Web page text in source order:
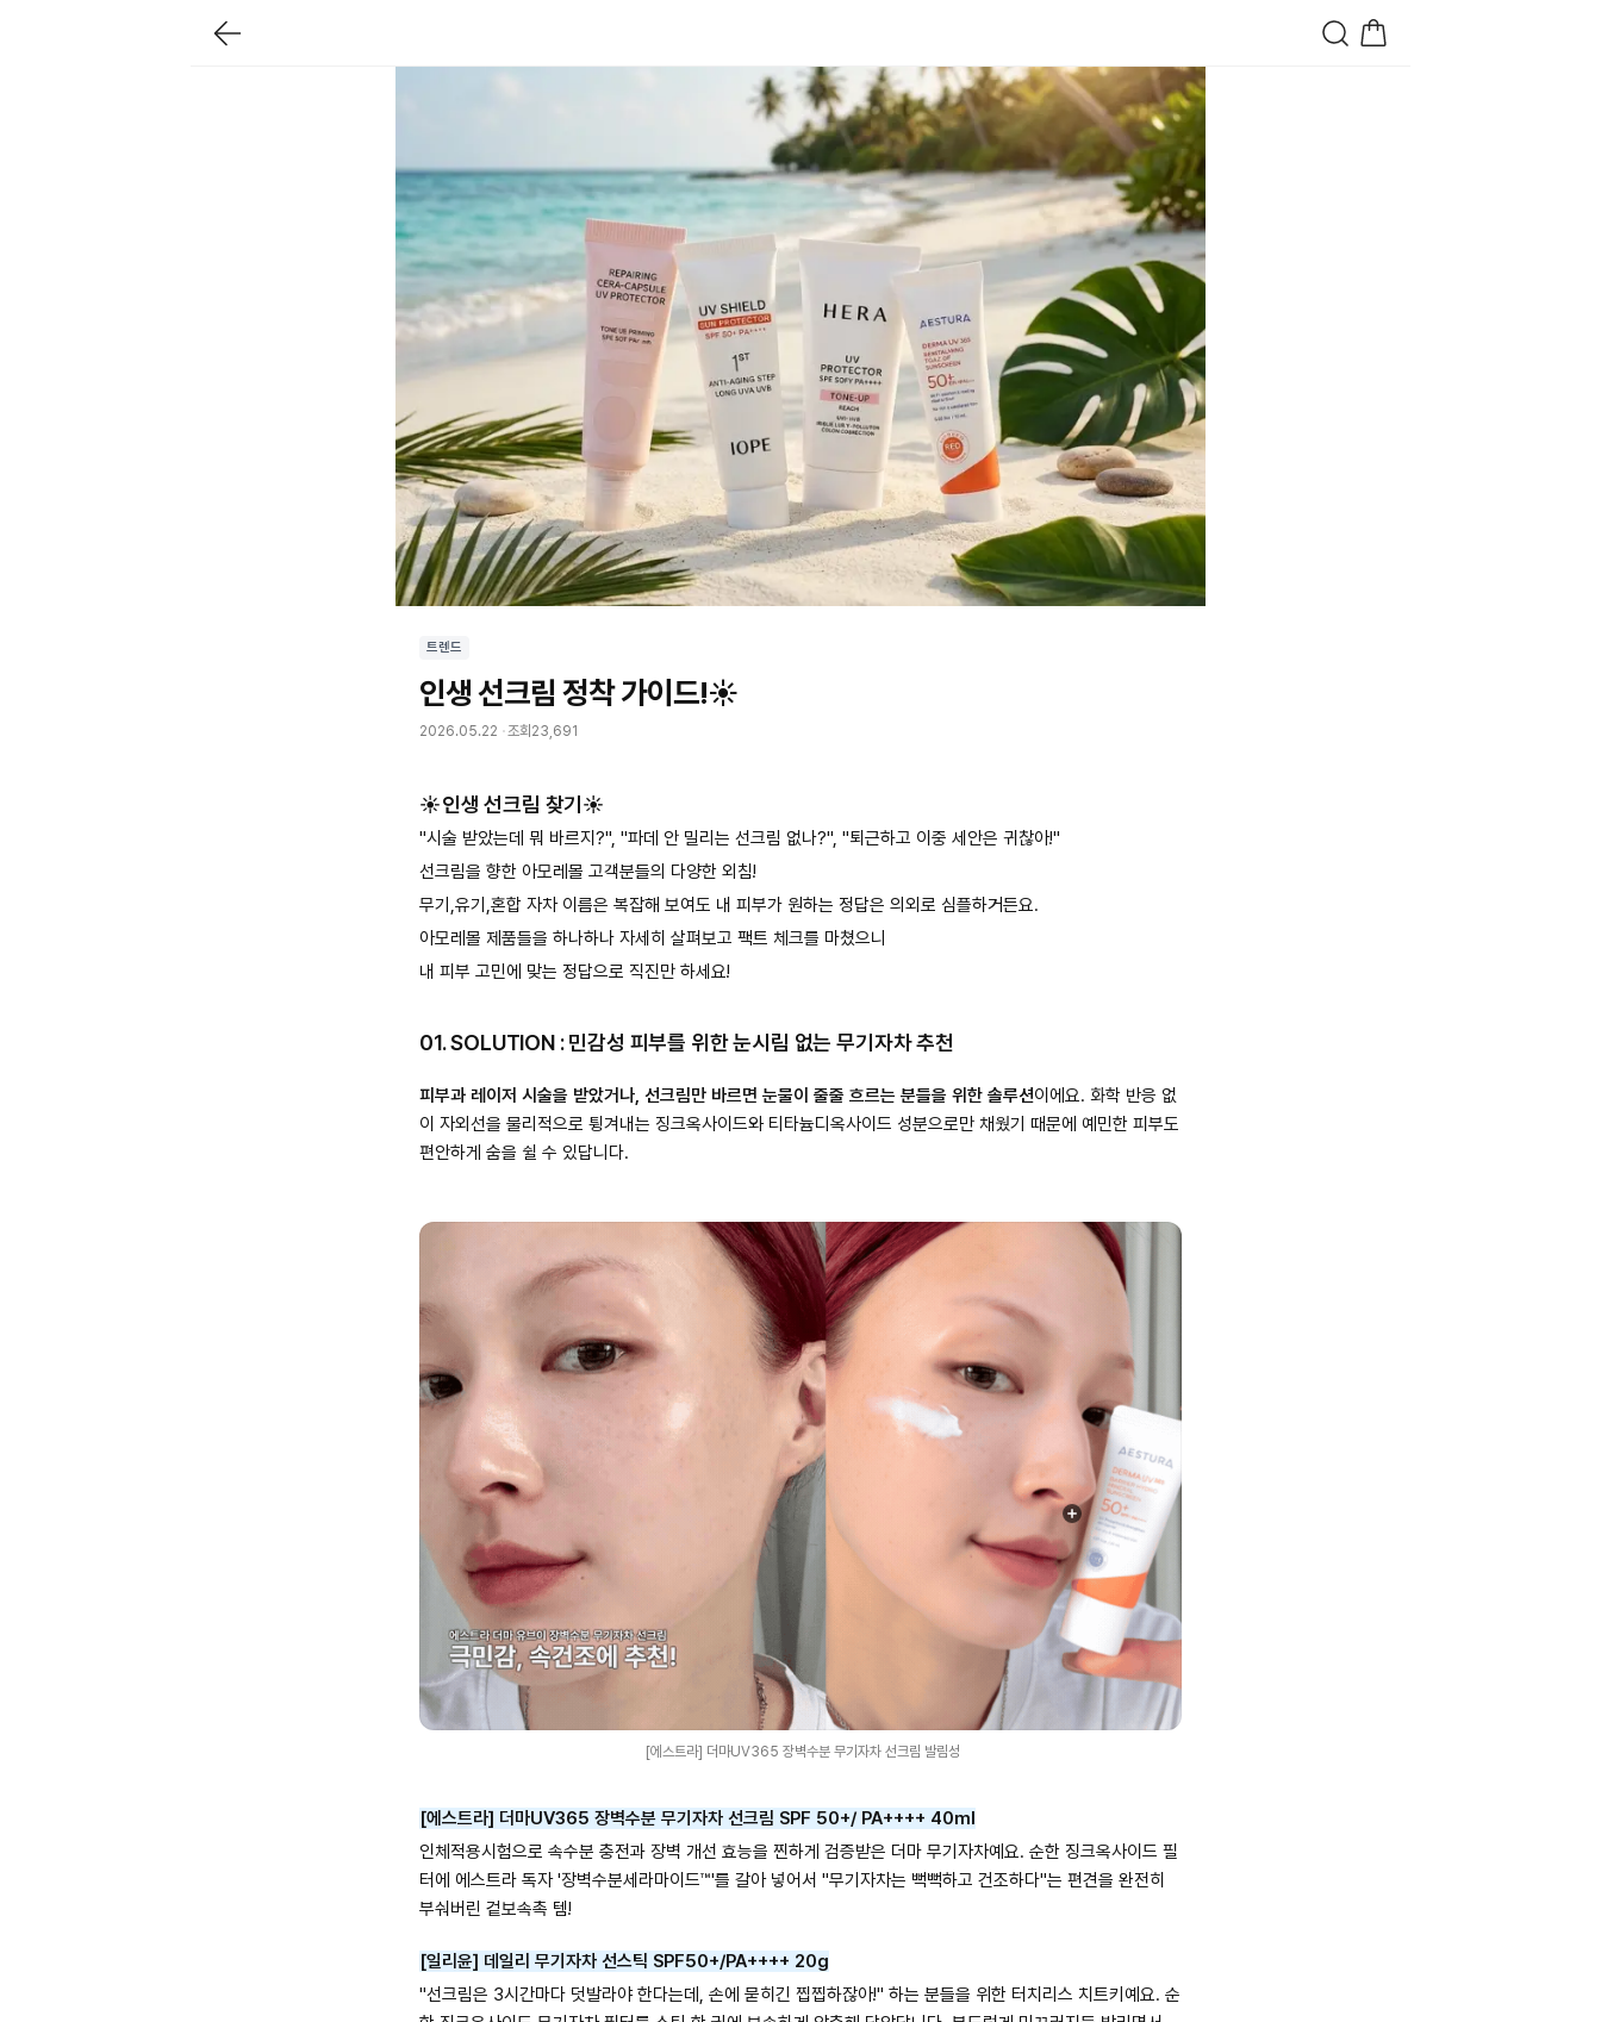
트렌드
인생 선크림 정착 가이드!☀️
전
작
일
2026.05.22 조회 23,691
☀️인생 선크림 찾기☀️
"시술 받았는데 뭐 바르지?", "파데 안 밀리는 선크림 없나?", "퇴근하고 이중 세안은 귀찮아!"
선크림을 향한 아모레몰 고객분들의 다양한 외침!
무기,유기,혼합 자차 이름은 복잡해 보여도 내 피부가 원하는 정답은 의외로 심플하거든요.
아모레몰 제품들을 하나하나 자세히 살펴보고 팩트 체크를 마쳤으니
내 피부 고민에 맞는 정답으로 직진만 하세요!
01. SOLUTION : 민감성 피부를 위한 눈시림 없는 무기자차 추천
피부과 레이저 시술을 받았거나, 선크림만 바르면 눈물이 줄줄 흐르는 분들을 위한 솔루션이에요. 화학 반응 없
이 자외선을 물리적으로 튕겨내는 징크옥사이드와 티타늄디옥사이드 성분으로만 채웠기 때문에 예민한 피부도
편안하게 숨을 쉴 수 있답니다.
[에스트라] 더마UV365 장벽수분 무기자차 선크림 발림성
[에스트라] 더마UV365 장벽수분 무기자차 선크림 SPF 50+/ PA++++ 40ml
인체적용시험으로 속수분 충전과 장벽 개선 효능을 찐하게 검증받은 더마 무기자차예요. 순한 징크옥사이드 필
터에 에스트라 독자 '장벽수분세라마이드™'를 갈아 넣어서 "무기자차는 뻑뻑하고 건조하다"는 편견을 완전히
부숴버린 겉보속촉 템!
[일리윤] 데일리 무기자차 선스틱 SPF50+/PA++++ 20g
"선크림은 3시간마다 덧발라야 한다는데, 손에 묻히긴 찝찝하잖아!" 하는 분들을 위한 터치리스 치트키예요. 순